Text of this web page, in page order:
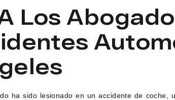
Los
ha sido lesionado en un accidente de coche,